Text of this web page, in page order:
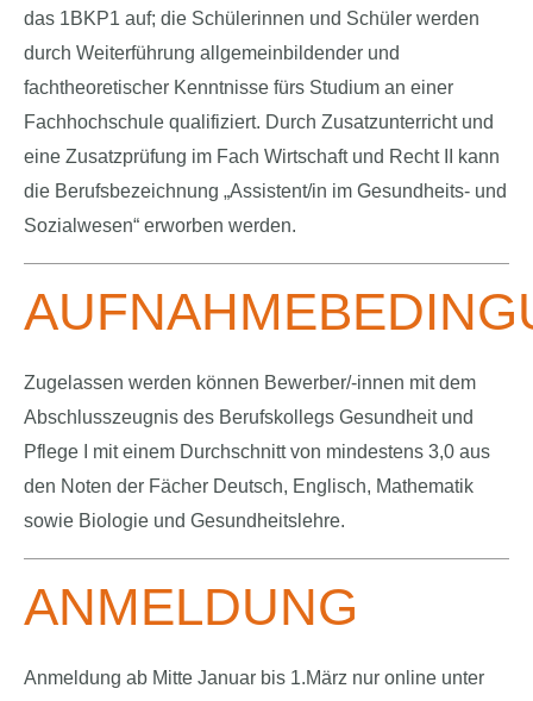
das 1BKP1 auf; die Schülerinnen und Schüler werden
durch Weiterführung allgemeinbildender und
fachtheoretischer Kenntnisse fürs Studium an einer
Fachhochschule qualifiziert. Durch Zusatzunterricht und
eine Zusatzprüfung im Fach Wirtschaft und Recht II kann
die Berufsbezeichnung „Assistent/in im Gesundheits- und
Sozialwesen“ erworben werden.
Zugelassen werden können Bewerber/-innen mit dem
Abschlusszeugnis des Berufskollegs Gesundheit und
Pflege I mit einem Durchschnitt von mindestens 3,0 aus
den Noten der Fächer Deutsch, Englisch, Mathematik
sowie Biologie und Gesundheitslehre.
ANMELDUNG
Anmeldung ab Mitte Januar bis 1.März nur online unter